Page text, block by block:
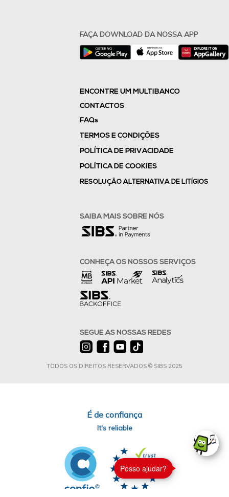
Posso ajudar?
FAÇA DOWNLOAD DA NOSSA APP
ENCONTRE UM MULTIBANCO
CONTACTOS
FAQs
TERMOS E CONDIÇÕES
POLÍTICA DE PRIVACIDADE
POLÍTICA DE COOKIES
RESOLUÇÃO ALTERNATIVA DE LITÍGIOS
SAIBA MAIS SOBRE NÓS
CONHEÇA OS NOSSOS SERVIÇOS
SEGUE AS NOSSAS REDES
TODOS OS DIREITOS RESERVADOS © SIBS 2025
É de confiança
It's reliable